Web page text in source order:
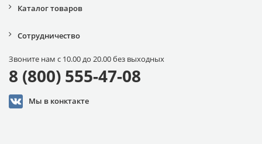
Каталог товаров
Сотрудничество
Звоните нам с 10.00 до 20.00 без выходных
8 (800) 555-47-08
Мы в конктакте